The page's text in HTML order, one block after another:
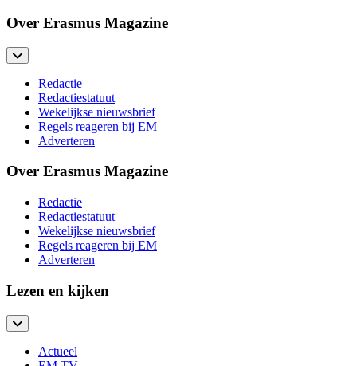
Over Erasmus Magazine
Redactie
Redactiestatuut
Wekelijkse nieuwsbrief
Regels reageren bij EM
Adverteren
Over Erasmus Magazine
Redactie
Redactiestatuut
Wekelijkse nieuwsbrief
Regels reageren bij EM
Adverteren
Lezen en kijken
Actueel